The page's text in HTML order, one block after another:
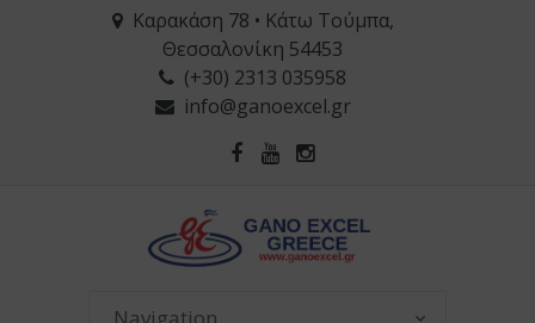
Καρακάση 78 • Κάτω Τούμπα,
Θεσσαλονίκη 54453
(+30) 2313 035958
info@ganoexcel.gr